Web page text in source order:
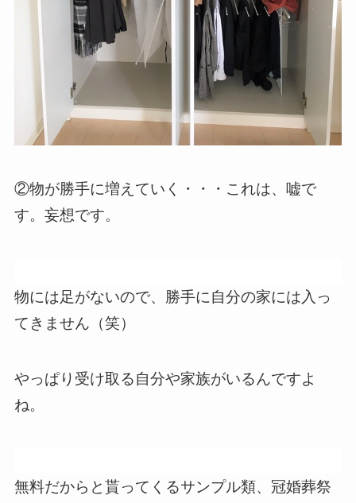
②物が勝手に増えていく・・・これは、嘘で
す。妄想です。
物には足がないので、勝手に自分の家には入っ
てきません（笑）
やっぱり受け取る自分や家族がいるんですよ
ね。
無料だからと貰ってくるサンプル類、冠婚葬祭